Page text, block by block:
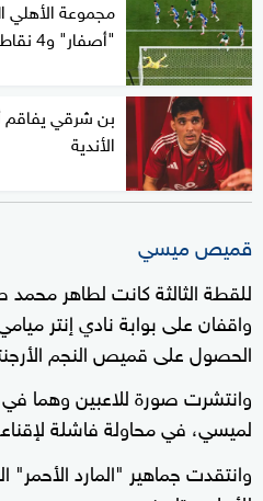
"أصفار" و4 نقاط
بن شرقي يفاقم
الأندية
قميص ميسي
للقطة الثالثة كانت لطاهر
واقفان على بوابة نادي إنتر ميامي
الحصول على قميص النجم
وانتشرت صورة للاعبين وهما
لميسي، في محاولة فاشلة
وانتقدت جماهير "المارد الأحمر"